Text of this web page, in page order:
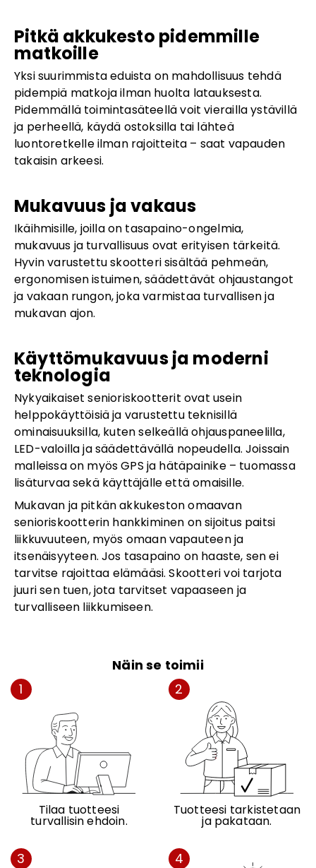
Pitkä akkukesto pidemmille
matkoille
Yksi suurimmista eduista on mahdollisuus tehdä
pidempiä matkoja ilman huolta latauksesta.
Pidemmällä toimintasäteellä voit vierailla ystävillä
ja perheellä, käydä ostoksilla tai lähteä
luontoretkelle ilman rajoitteita – saat vapauden
takaisin arkeesi.
Mukavuus ja vakaus
Ikäihmisille, joilla on tasapaino-ongelmia,
mukavuus ja turvallisuus ovat erityisen tärkeitä.
Hyvin varustettu skootteri sisältää pehmeän,
ergonomisen istuimen, säädettävät ohjaustangot
ja vakaan rungon, joka varmistaa turvallisen ja
mukavan ajon.
Käyttömukavuus ja moderni
teknologia
Nykyaikaiset senioriskootterit ovat usein
helppokäyttöisiä ja varustettu teknisillä
ominaisuuksilla, kuten selkeällä ohjauspaneelilla,
LED-valoilla ja säädettävällä nopeudella. Joissain
malleissa on myös GPS ja hätäpainike – tuomassa
lisäturvaa sekä käyttäjälle että omaisille.
Mukavan ja pitkän akkukeston omaavan
senioriskootterin hankkiminen on sijoitus paitsi
liikkuvuuteen, myös omaan vapauteen ja
itsenäisyyteen. Jos tasapaino on haaste, sen ei
tarvitse rajoittaa elämääsi. Skootteri voi tarjota
juuri sen tuen, jota tarvitset vapaaseen ja
turvalliseen liikkumiseen.
Näin se toimii
1
Tilaa tuotteesi
turvallisin ehdoin.
2
Tuotteesi tarkistetaan
ja pakataan.
3 4